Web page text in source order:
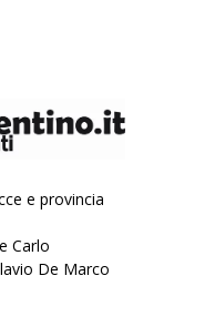
e provincia
Carlo
De Marco